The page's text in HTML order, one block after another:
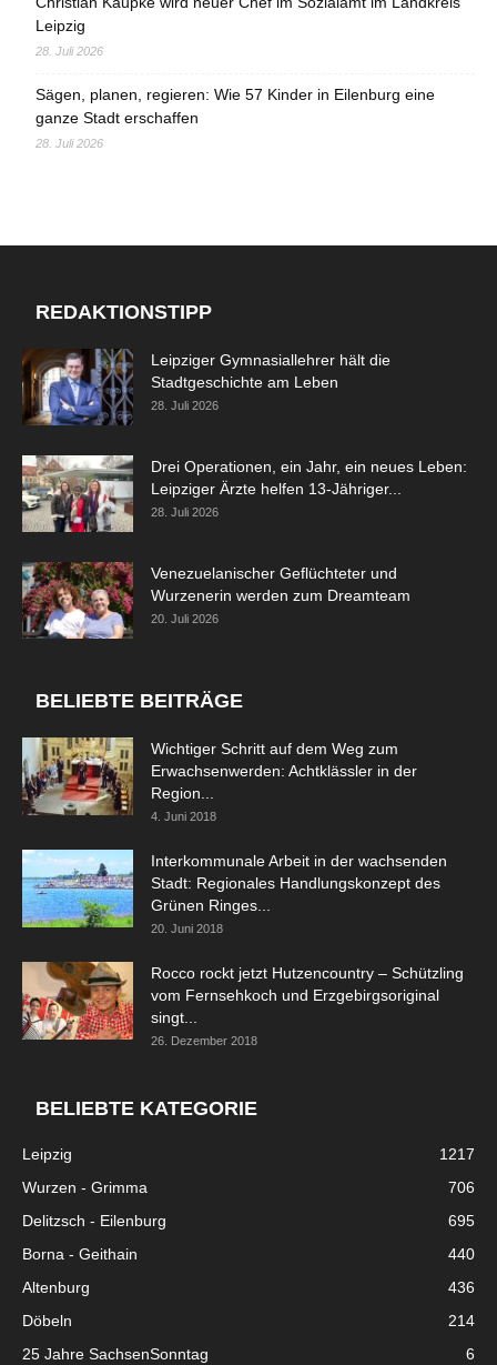
Leipzig
28. Juli 2026
Sägen, planen, regieren: Wie 57 Kinder in Eilenburg eine
ganze Stadt erschaffen
28. Juli 2026
REDAKTIONSTIPP
Leipziger Gymnasiallehrer hält die
Stadtgeschichte am Leben
28. Juli 2026
Drei Operationen, ein Jahr, ein neues Leben:
Leipziger Ärzte helfen 13-Jähriger...
28. Juli 2026
Venezuelanischer Geflüchteter und
Wurzenerin werden zum Dreamteam
20. Juli 2026
BELIEBTE BEITRÄGE
Wichtiger Schritt auf dem Weg zum
Erwachsenwerden: Achtklässler in der
Region...
4. Juni 2018
Interkommunale Arbeit in der wachsenden
Stadt: Regionales Handlungskonzept des
Grünen Ringes...
20. Juni 2018
Rocco rockt jetzt Hutzencountry – Schützling
vom Fernsehkoch und Erzgebirgsoriginal
singt...
26. Dezember 2018
BELIEBTE KATEGORIE
Leipzig
1217
Wurzen - Grimma
706
Delitzsch - Eilenburg
695
Borna - Geithain
440
Altenburg
436
Döbeln
214
25 Jahre SachsenSonntag
6